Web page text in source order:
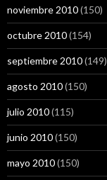
noviembre 2010(150)
octubre 2010(154)
septiembre 2010(149)
agosto 2010(150)
julio 2010(115)
junio 2010(150)
mayo 2010(150)